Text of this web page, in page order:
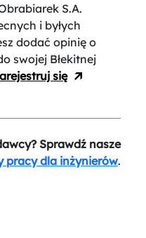
S.A.
i byłych
dodać opinię o
swojej Błekitnej
się
Sprawdź nasze
pracy dla inżynierów.